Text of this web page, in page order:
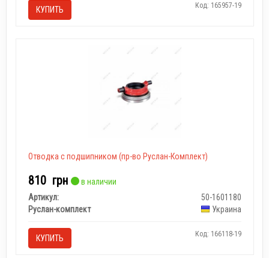
КУПИТЬ Код: 165957-19
Отводка с подшипником (пр-во Руслан-Комплект)
810 грн
в наличии
Артикул:
50-1601180
Руслан-комплект
Украина
КУПИТЬ Код: 166118-19